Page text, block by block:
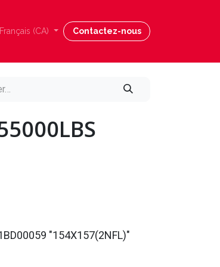
joindre Blog Aide
Français (CA) Contactez-nous
"154X157(2NFL)"